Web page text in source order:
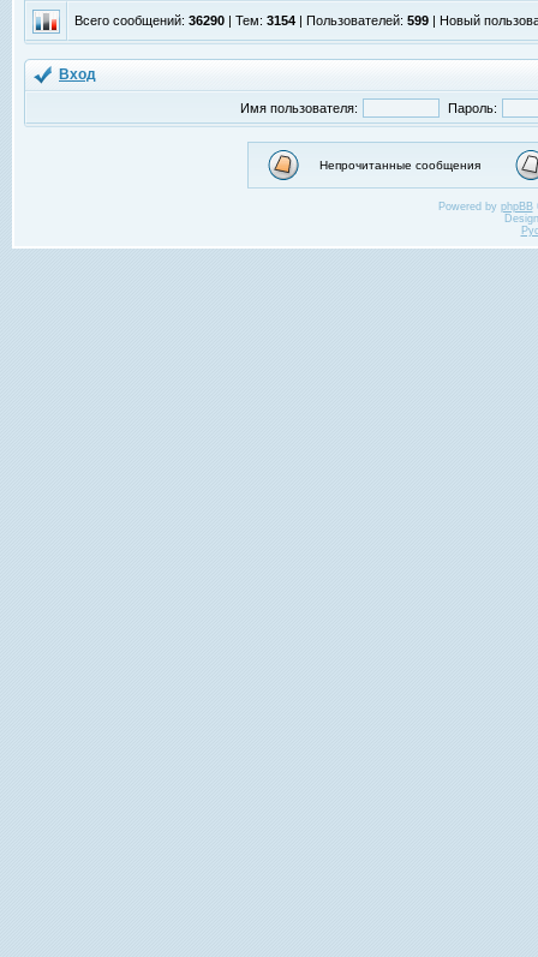
Всего сообщений: 36290 | Тем: 3154 | Пользователей: 599 | Новый
Вход
Имя пользователя: Пароль:
Непрочитанные сообщения
Powered by phpBB